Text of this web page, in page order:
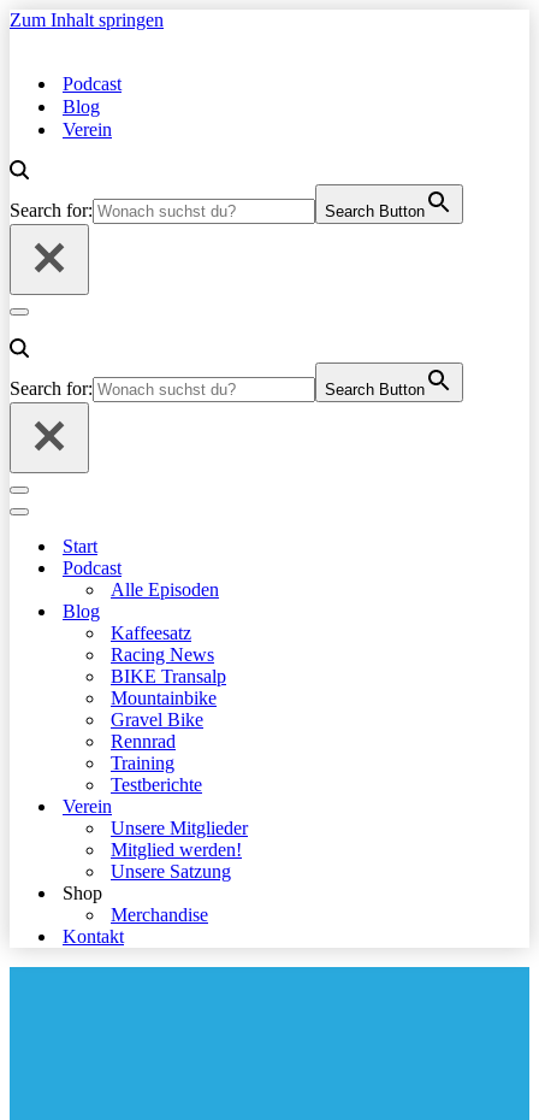
Zum Inhalt springen
Podcast
Blog
Verein
Search for: Search Button
Navigationsmenü
Search for: Search Button
Navigationsmenü
Navigationsmenü
Start
Podcast
Alle Episoden
Blog
Kaffeesatz
Racing News
BIKE Transalp
Mountainbike
Gravel Bike
Rennrad
Training
Testberichte
Verein
Unsere Mitglieder
Mitglied werden!
Unsere Satzung
Shop
Merchandise
Kontakt